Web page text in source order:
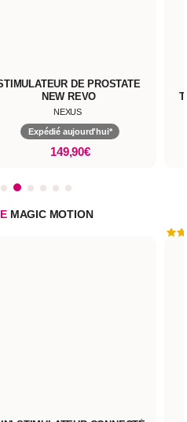
DE PROSTATE
NEW REVO
NEXUS
Expédié aujourd'hui*
149,90€
MAGIC MOTION